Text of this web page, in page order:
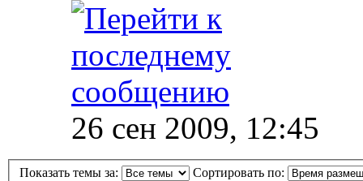
26 сен 2009, 12:45
Показать темы за: Сортировать по: